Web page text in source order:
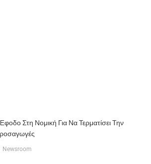
Στη Νομική Για Να Τερματίσει Την
Newsroom